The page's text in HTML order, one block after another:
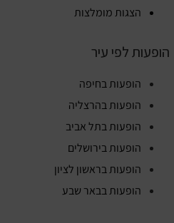
הצגות מומלצות
הופעות לפי עיר
הופעות בחיפה
הופעות בהרצליה
הופעות בתל אביב
הופעות בירושלים
הופעות בראשון לציון
הופעות בבאר שבע